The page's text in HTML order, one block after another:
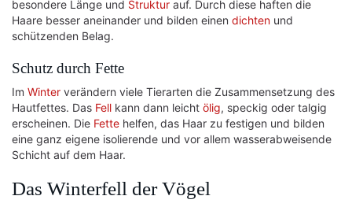
besondere Länge und Struktur auf. Durch diese haften die
Haare besser aneinander und bilden einen dichten und
schützenden Belag.
Schutz durch Fette
Im Winter verändern viele Tierarten die Zusammensetzung des
Hautfettes. Das Fell kann dann leicht ölig, speckig oder talgig
erscheinen. Die Fette helfen, das Haar zu festigen und bilden
eine ganz eigene isolierende und vor allem wasserabweisende
Schicht auf dem Haar.
Das Winterfell der Vögel